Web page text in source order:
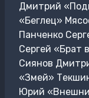
Дмитрий
«Беглец»
Панченко
Сергей «Брат
Сиянов
«Змей»
Юрий